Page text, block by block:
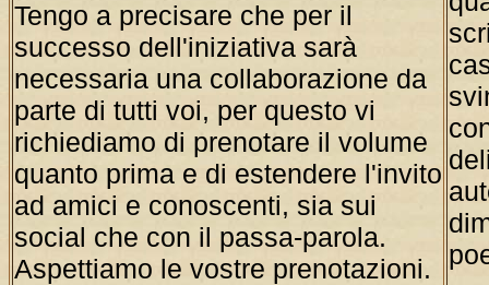
Tengo a precisare che per il
successo dell'iniziativa sarà
necessaria una collaborazione da
parte di tutti voi, per questo vi
richiediamo di prenotare il volume
quanto prima e di estendere l'invito
ad amici e conoscenti, sia sui
social che con il passa-parola.
Aspettiamo le vostre prenotazioni.